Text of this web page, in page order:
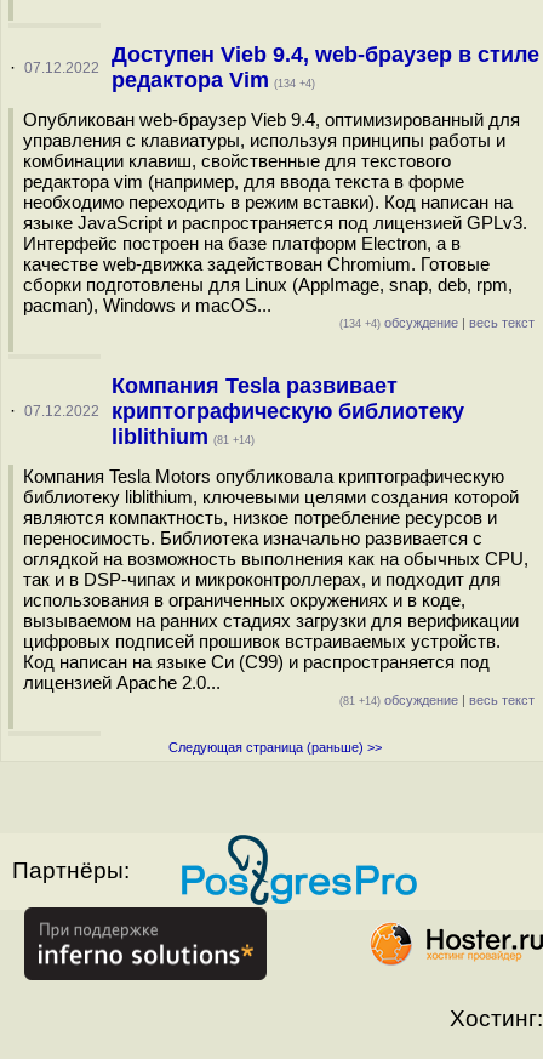
· 07.12.2022
Доступен Vieb 9.4, web-браузер в стиле
редактора Vim (134 +4)
Опубликован web-браузер Vieb 9.4, оптимизированный для
управления с клавиатуры, используя принципы работы и
комбинации клавиш, свойственные для текстового
редактора vim (например, для ввода текста в форме
необходимо переходить в режим вставки). Код написан на
языке JavaScript и распространяется под лицензией GPLv3.
Интерфейс построен на базе платформ Electron, а в
качестве web-движка задействован Chromium. Готовые
сборки подготовлены для Linux (AppImage, snap, deb, rpm,
pacman), Windows и macOS...
(134 +4) обсуждение | весь текст
· 07.12.2022
Компания Tesla развивает
криптографическую библиотеку
liblithium (81 +14)
Компания Tesla Motors опубликовала криптографическую
библиотеку liblithium, ключевыми целями создания которой
являются компактность, низкое потребление ресурсов и
переносимость. Библиотека изначально развивается с
оглядкой на возможность выполнения как на обычных CPU,
так и в DSP-чипах и микроконтроллерах, и подходит для
использования в ограниченных окружениях и в коде,
вызываемом на ранних стадиях загрузки для верификации
цифровых подписей прошивок встраиваемых устройств.
Код написан на языке Си (C99) и распространяется под
лицензией Apache 2.0...
(81 +14) обсуждение | весь текст
Следующая страница (раньше) >>
Партнёры:
Хостинг: